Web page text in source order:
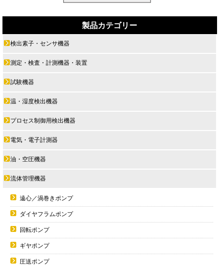
製品カテゴリー
検出素子・センサ機器
測定・検査・計測機器・装置
試験機器
温・湿度検出機器
プロセス制御用検出機器
電気・電子計測器
油・空圧機器
流体管理機器
遠心／渦巻きポンプ
ダイヤフラムポンプ
回転ポンプ
ギヤポンプ
圧送ポンプ